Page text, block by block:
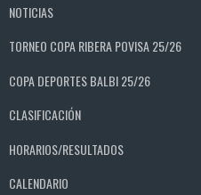
NOTICIAS
TORNEO COPA RIBERA POVISA 25/26
COPA DEPORTES BALBI 25/26
CLASIFICACIÓN
HORARIOS/RESULTADOS
CALENDARIO